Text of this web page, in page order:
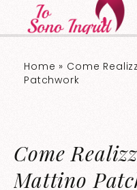
Home » Come
Patchwork
Come
Mattino